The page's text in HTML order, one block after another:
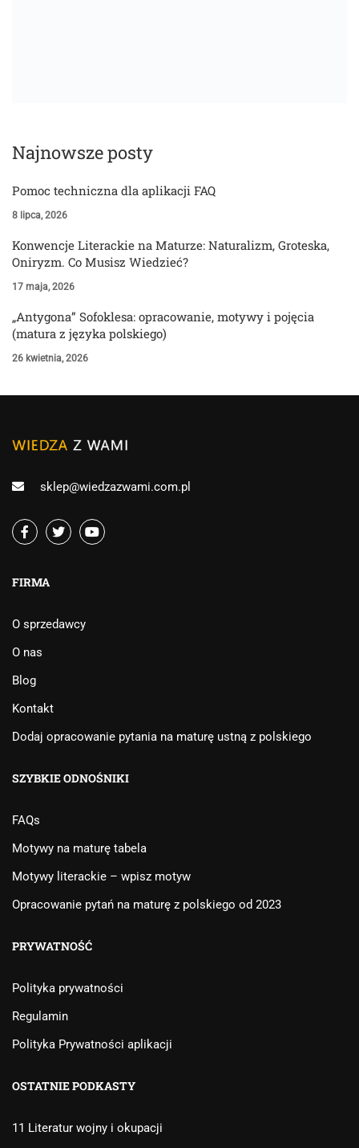
Najnowsze posty
Pomoc techniczna dla aplikacji FAQ
8 lipca, 2026
Konwencje Literackie na Maturze: Naturalizm, Groteska,
Oniryzm. Co Musisz Wiedzieć?
17 maja, 2026
„Antygona” Sofoklesa: opracowanie, motywy i pojęcia
(matura z języka polskiego)
26 kwietnia, 2026
sklep@wiedzazwami.com.pl
FIRMA
O sprzedawcy
O nas
Blog
Kontakt
Dodaj opracowanie pytania na maturę ustną z polskiego
SZYBKIE ODNOŚNIKI
FAQs
Motywy na maturę tabela
Motywy literackie – wpisz motyw
Opracowanie pytań na maturę z polskiego od 2023
PRYWATNOŚĆ
Polityka prywatności
Regulamin
Polityka Prywatności aplikacji
OSTATNIE PODKASTY
11 Literatur wojny i okupacji